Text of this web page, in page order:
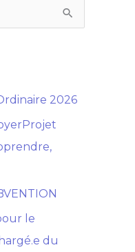
2026
le
du